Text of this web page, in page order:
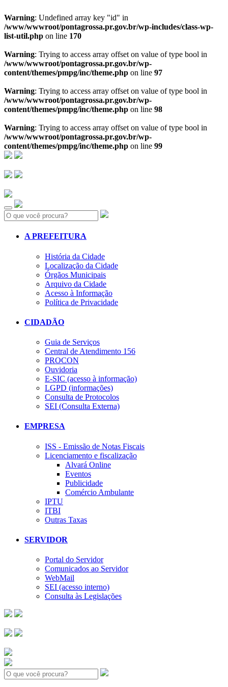
Warning: Undefined array key "id" in
/www/wwwroot/pontagrossa.pr.gov.br/wp-includes/class-wp-
list-util.php on line 170
Warning: Trying to access array offset on value of type bool in
/www/wwwroot/pontagrossa.pr.gov.br/wp-
content/themes/pmpg/inc/theme.php on line 97
Warning: Trying to access array offset on value of type bool in
/www/wwwroot/pontagrossa.pr.gov.br/wp-
content/themes/pmpg/inc/theme.php on line 98
Warning: Trying to access array offset on value of type bool in
/www/wwwroot/pontagrossa.pr.gov.br/wp-
content/themes/pmpg/inc/theme.php on line 99
Search:
A PREFEITURA
História da Cidade
Localização da Cidade
Órgãos Municipais
Arquivo da Cidade
Acesso à Informação
Política de Privacidade
CIDADÃO
Guia de Serviços
Central de Atendimento 156
PROCON
Ouvidoria
E-SIC (acesso à informação)
LGPD (informações)
Consulta de Protocolos
SEI (Consulta Externa)
EMPRESA
ISS - Emissão de Notas Fiscais
Licenciamento e fiscalização
Alvará Online
Eventos
Publicidade
Comércio Ambulante
IPTU
ITBI
Outras Taxas
SERVIDOR
Portal do Servidor
Comunicados ao Servidor
WebMail
SEI (acesso interno)
Consulta às Legislações
Search: